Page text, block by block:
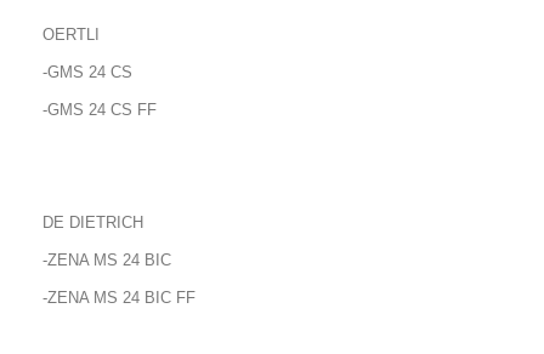
OERTLI
-GMS 24 CS
-GMS 24 CS FF
DE DIETRICH
-ZENA MS 24 BIC
-ZENA MS 24 BIC FF